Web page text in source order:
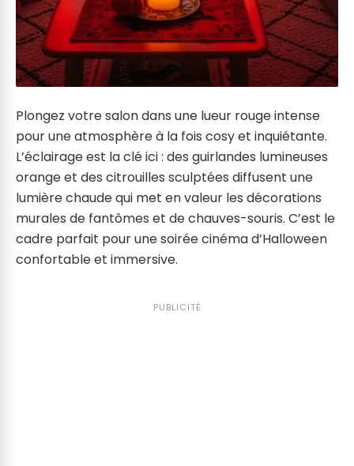
Plongez votre salon dans une lueur rouge intense
pour une atmosphère à la fois cosy et inquiétante.
L’éclairage est la clé ici : des guirlandes lumineuses
orange et des citrouilles sculptées diffusent une
lumière chaude qui met en valeur les décorations
murales de fantômes et de chauves-souris. C’est le
cadre parfait pour une soirée cinéma d’Halloween
confortable et immersive.
PUBLICITÉ